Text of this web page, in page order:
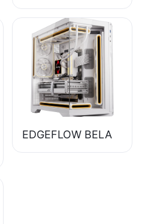
napajalniki za
namizne
računalnike s
polnim modulom in
85-odstotno
učinkovitostjo, 80+
bronasti
EDGEFLOW BELA